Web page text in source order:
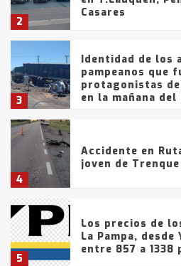
2
Casares
3
Identidad de los
pampeanos que
protagonistas
en la mañana del
4
Accidente en
joven de
5
Los precios de
La Pampa, desde
entre 857 a 1338